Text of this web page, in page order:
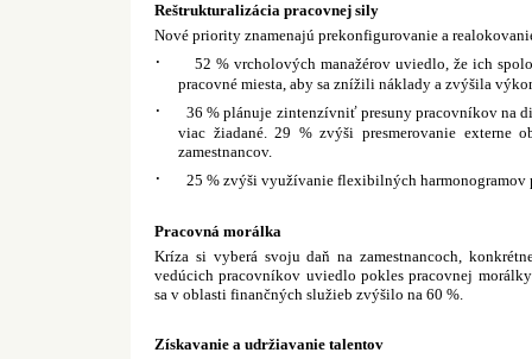
Reštrukturalizácia pracovnej sily
Nové priority znamenajú prekonfigurovanie a
·
52 % vrcholových manažérov uviedlo, že ich
pracovné miesta, aby sa znížili náklady a zvýšila
·
36 % plánuje zintenzívniť presuny pracovníkov na
viac žiadané. 29 % zvýši presmerovanie externe
zamestnancov.
· 25 % zvýši využívanie flexibilných harmonogramov
Pracovná morálka
Kríza si vyberá svoju daň na zamestnancoch,
vedúcich pracovníkov uviedlo pokles pracovnej
sa v oblasti finančných služieb zvýšilo na 60 %.
Získavanie a udržiavanie talentov